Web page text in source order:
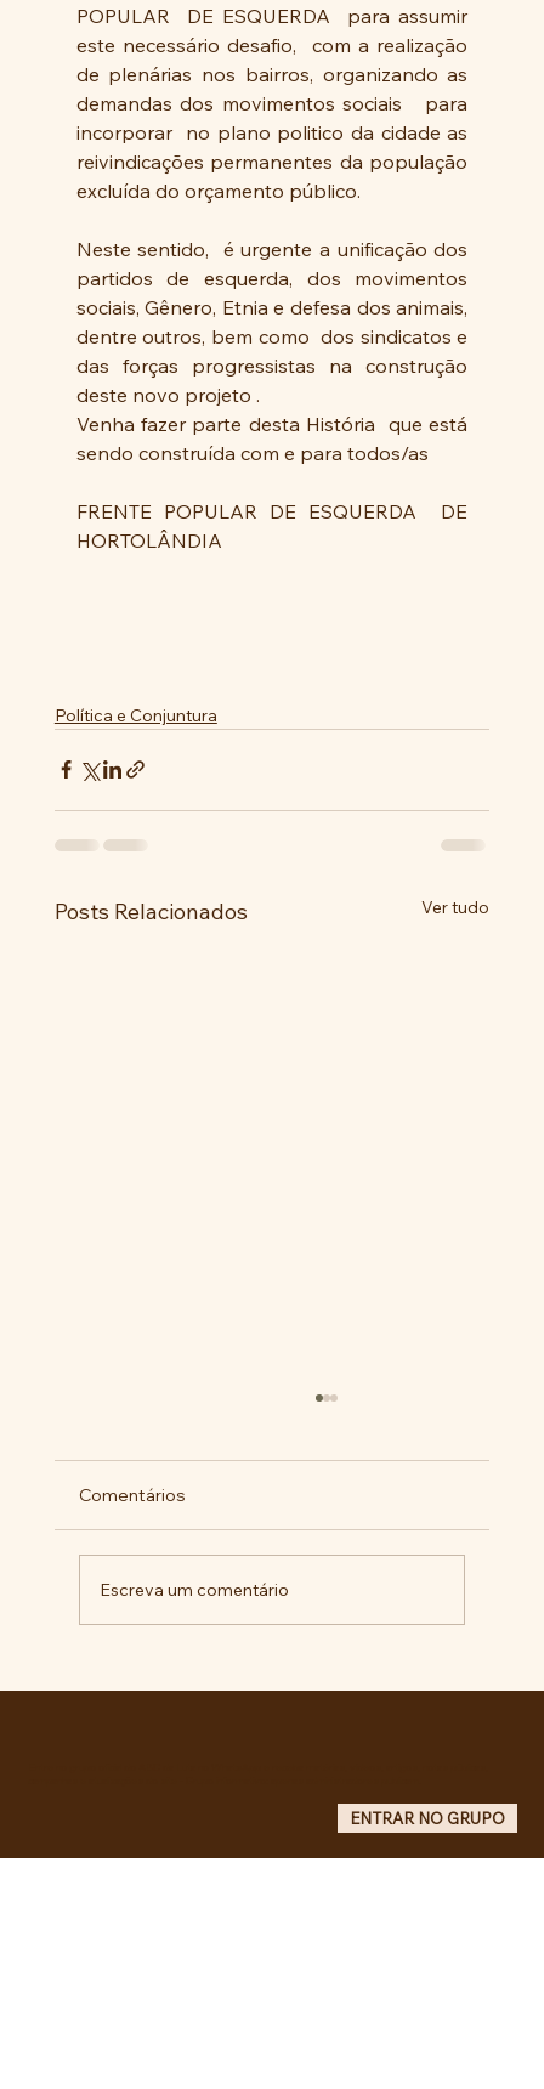
POPULAR  DE ESQUERDA  para assumir
este necessário desafio,  com a realização
de plenárias nos bairros, organizando as
demandas dos movimentos sociais   para
incorporar  no plano politico da cidade as
reivindicações permanentes da população
excluída do orçamento público.
Neste sentido,  é urgente a unificação dos
partidos de esquerda, dos movimentos
sociais, Gênero, Etnia e defesa dos animais,
dentre outros, bem como  dos sindicatos e
das forças progressistas na construção
deste novo projeto .
Venha fazer parte desta História  que está
sendo construída com e para todos/as
FRENTE POPULAR DE ESQUERDA  DE
HORTOLÂNDIA
Política e Conjuntura
Posts Relacionados Ver tudo
Comentários
Escreva um comentário
ENTRAR NO GRUPO